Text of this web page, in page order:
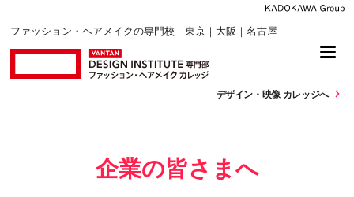
ファッション・ヘアメイクの専門校 東京｜大阪｜名古屋
デザイン・ 映像 カレッジへ
企業の皆さまへ